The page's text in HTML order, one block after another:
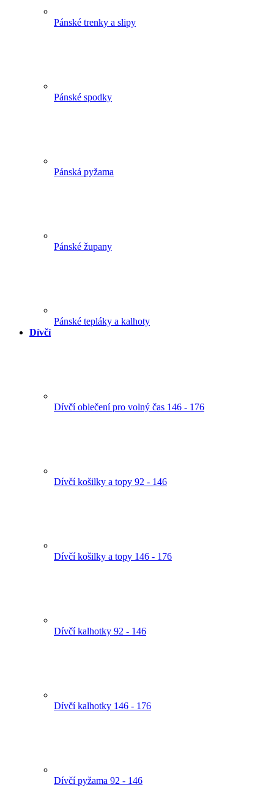
Pánské trenky a slipy
Pánské spodky
Pánská pyžama
Pánské župany
Pánské tepláky a kalhoty
Dívčí
Dívčí oblečení pro volný čas 146 - 176
Dívčí košilky a topy 92 - 146
Dívčí košilky a topy 146 - 176
Dívčí kalhotky 92 - 146
Dívčí kalhotky 146 - 176
Dívčí pyžama 92 - 146